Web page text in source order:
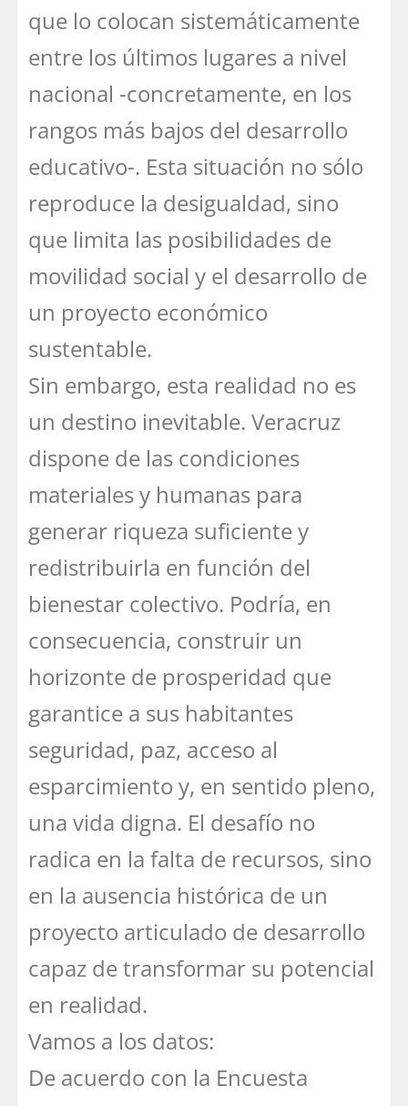
que lo colocan sistemáticamente
entre los últimos lugares a nivel
nacional -concretamente, en los
rangos más bajos del desarrollo
educativo-. Esta situación no sólo
reproduce la desigualdad, sino
que limita las posibilidades de
movilidad social y el desarrollo de
un proyecto económico
sustentable.
Sin embargo, esta realidad no es
un destino inevitable. Veracruz
dispone de las condiciones
materiales y humanas para
generar riqueza suficiente y
redistribuirla en función del
bienestar colectivo. Podría, en
consecuencia, construir un
horizonte de prosperidad que
garantice a sus habitantes
seguridad, paz, acceso al
esparcimiento y, en sentido pleno,
una vida digna. El desafío no
radica en la falta de recursos, sino
en la ausencia histórica de un
proyecto articulado de desarrollo
capaz de transformar su potencial
en realidad.
Vamos a los datos:
De acuerdo con la Encuesta